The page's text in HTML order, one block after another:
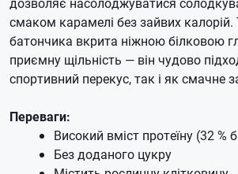
смаком карамелі без зайвих калорій.
батончика вкрита ніжною білковою
приємну щільність — він чудово
спортивний перекус, так і як смачне
Переваги:
Високий вміст протеїну (32 %
Без доданого цукру